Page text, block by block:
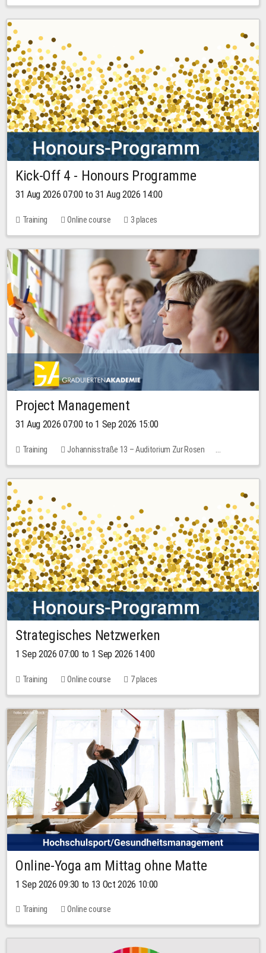
Kick-Off 4 - Honours Programme
31 Aug 2026 07:00 to 31 Aug 2026 14:00
Training Online course 3 places
Project Management
31 Aug 2026 07:00 to 1 Sep 2026 15:00
Training
Johannisstraße 13 – Auditorium Zur Rosen
No free places
30.00 EUR
Strategisches Netzwerken
1 Sep 2026 07:00 to 1 Sep 2026 14:00
Training Online course 7 places
Online-Yoga am Mittag ohne Matte
1 Sep 2026 09:30 to 13 Oct 2026 10:00
Training Online course